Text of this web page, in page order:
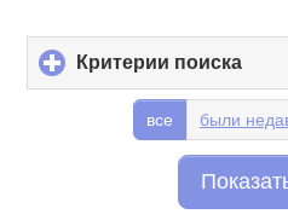
Критерии поиска
to
все были